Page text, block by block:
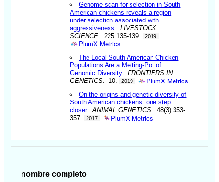
Genome scan for selection in South
American chickens reveals a region
under selection associated with
aggressiveness .LIVESTOCK
SCIENCE . 225:135-139. 2019
PlumX Metrics
The Local South American Chicken
Populations Are a Melting-Pot of
Genomic Diversity.FRONTIERS IN
GENETICS . 10. 2019 PlumX Metrics
On the origins and genetic diversity of
South American chickens: one step
closer.ANIMAL GENETICS . 48(3):353-
357.
2017 PlumX Metrics
nombre completo